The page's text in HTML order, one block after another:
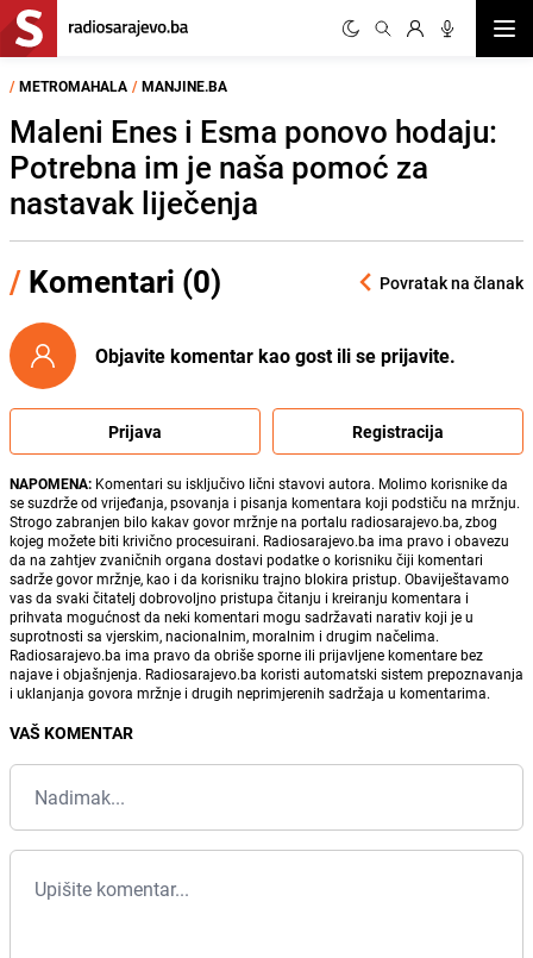
/ METROMAHALA / MANJINE.BA
Maleni Enes i Esma ponovo hodaju:
Potrebna im je naša pomoć za
nastavak liječenja
/ Komentari (0) Povratak na članak
Objavite komentar kao gost ili se prijavite.
Prijava Registracija
NAPOMENA: Komentari su isključivo lični stavovi autora. Molimo korisnike da
se suzdrže od vrijeđanja, psovanja i pisanja komentara koji podstiču na mržnju.
Strogo zabranjen bilo kakav govor mržnje na portalu radiosarajevo.ba, zbog
kojeg možete biti krivično procesuirani. Radiosarajevo.ba ima pravo i obavezu
da na zahtjev zvaničnih organa dostavi podatke o korisniku čiji komentari
sadrže govor mržnje, kao i da korisniku trajno blokira pristup. Obaviještavamo
vas da svaki čitatelj dobrovoljno pristupa čitanju i kreiranju komentara i
prihvata mogućnost da neki komentari mogu sadržavati narativ koji je u
suprotnosti sa vjerskim, nacionalnim, moralnim i drugim načelima.
Radiosarajevo.ba ima pravo da obriše sporne ili prijavljene komentare bez
najave i objašnjenja. Radiosarajevo.ba koristi automatski sistem prepoznavanja
i uklanjanja govora mržnje i drugih neprimjerenih sadržaja u komentarima.
VAŠ KOMENTAR